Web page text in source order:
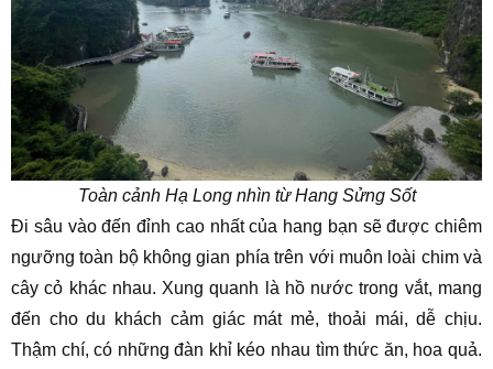
Toàn cảnh Hạ Long nhìn từ Hang Sửng Sốt
Đi sâu vào đến đỉnh cao nhất của hang bạn sẽ được chiêm
ngưỡng toàn bộ không gian phía trên với muôn loài chim và
cây cỏ khác nhau. Xung quanh là hồ nước trong vắt, mang
đến cho du khách cảm giác mát mẻ, thoải mái, dễ chịu.
Thậm chí, có những đàn khỉ kéo nhau tìm thức ăn, hoa quả.